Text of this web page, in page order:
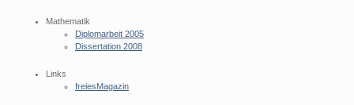
Mathematik
Diplomarbeit 2005
Dissertation 2008
Links
freiesMagazin